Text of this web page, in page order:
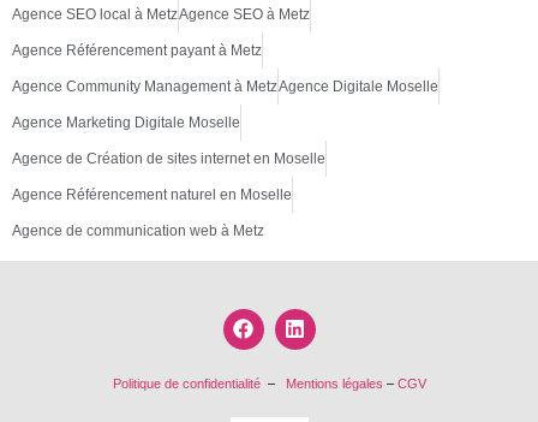
Agence SEO local à MetzAgence SEO à Metz
Agence Référencement payant à Metz
Agence Community Management à MetzAgence Digitale Moselle
Agence Marketing Digitale Moselle
Agence de Création de sites internet en Moselle
Agence Référencement naturel en Moselle
Agence de communication web à Metz
Politique de confidentialité– Mentions légales – CGV